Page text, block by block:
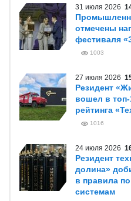
31 июля 2026
отмечены
фестиваля
1003
27 июля 2026
Резидент
вошел в топ-
рейтинга
1016
24 июля 2026
Резидент
долина»
в правила
системам